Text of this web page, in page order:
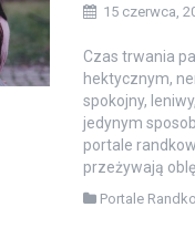
15 czerwca,
Czas trwania
hektycznym,
spokojny,
jedynym
portale
przeżywają
Portale